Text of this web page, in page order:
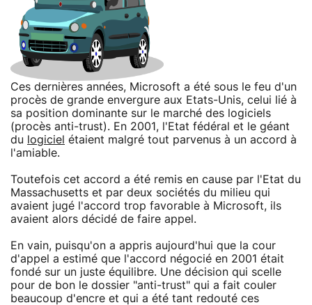
Ces dernières années, Microsoft a été sous le feu d'un
procès de grande envergure aux Etats-Unis, celui lié à
sa position dominante sur le marché des logiciels
(procès anti-trust). En 2001, l'Etat fédéral et le géant
du
logiciel étaient malgré tout parvenus à un accord à
l'amiable.
Toutefois cet accord a été remis en cause par l'Etat du
Massachusetts et par deux sociétés du milieu qui
avaient jugé l'accord trop favorable à Microsoft, ils
avaient alors décidé de faire appel.
En vain, puisqu'on a appris aujourd'hui que la cour
d'appel a estimé que l'accord négocié en 2001 était
fondé sur un juste équilibre. Une décision qui scelle
pour de bon le dossier "anti-trust" qui a fait couler
beaucoup d'encre et qui a été tant redouté ces